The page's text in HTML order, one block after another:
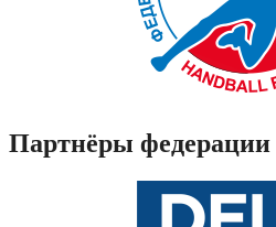
Партнёры федерации